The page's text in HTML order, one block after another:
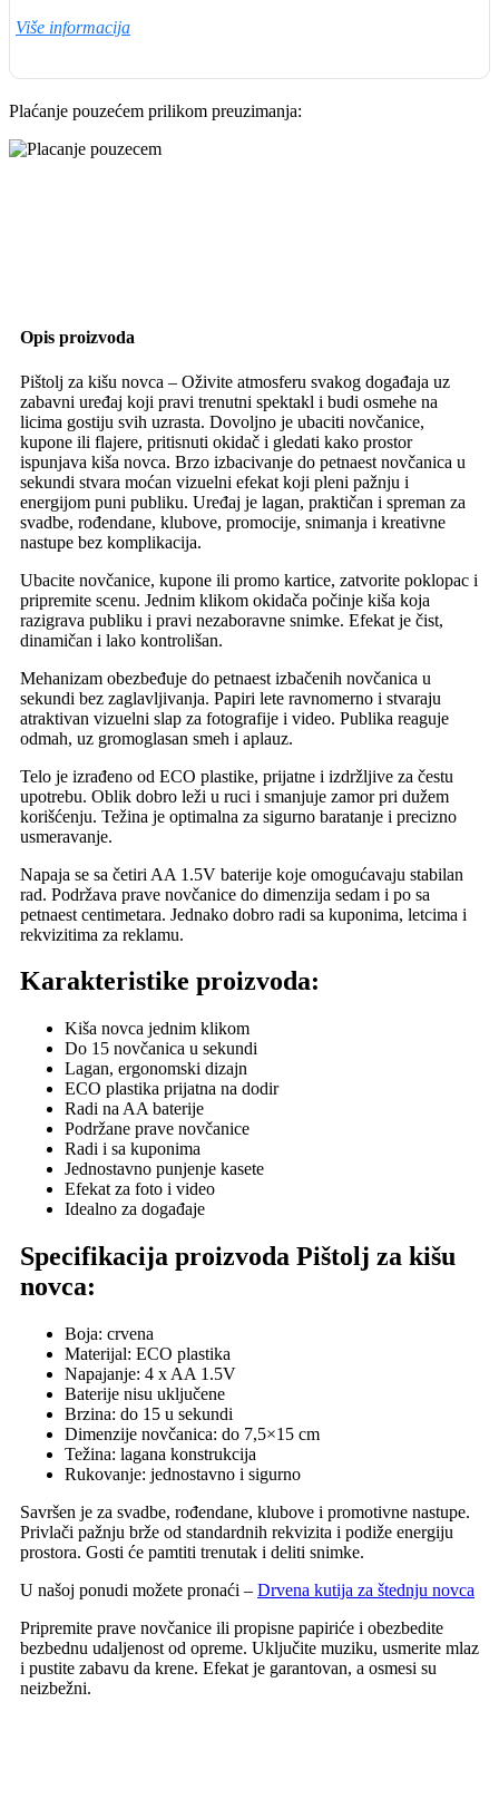
Više informacija
Plaćanje pouzećem prilikom preuzimanja:
Opis proizvoda
Pištolj za kišu novca – Oživite atmosferu svakog događaja uz
zabavni uređaj koji pravi trenutni spektakl i budi osmehe na
licima gostiju svih uzrasta. Dovoljno je ubaciti novčanice,
kupone ili flajere, pritisnuti okidač i gledati kako prostor
ispunjava kiša novca. Brzo izbacivanje do petnaest novčanica u
sekundi stvara moćan vizuelni efekat koji pleni pažnju i
energijom puni publiku. Uređaj je lagan, praktičan i spreman za
svadbe, rođendane, klubove, promocije, snimanja i kreativne
nastupe bez komplikacija.
Ubacite novčanice, kupone ili promo kartice, zatvorite poklopac i
pripremite scenu. Jednim klikom okidača počinje kiša koja
razigrava publiku i pravi nezaboravne snimke. Efekat je čist,
dinamičan i lako kontrolišan.
Mehanizam obezbeđuje do petnaest izbačenih novčanica u
sekundi bez zaglavljivanja. Papiri lete ravnomerno i stvaraju
atraktivan vizuelni slap za fotografije i video. Publika reaguje
odmah, uz gromoglasan smeh i aplauz.
Telo je izrađeno od ECO plastike, prijatne i izdržljive za čestu
upotrebu. Oblik dobro leži u ruci i smanjuje zamor pri dužem
korišćenju. Težina je optimalna za sigurno baratanje i precizno
usmeravanje.
Napaja se sa četiri AA 1.5V baterije koje omogućavaju stabilan
rad. Podržava prave novčanice do dimenzija sedam i po sa
petnaest centimetara. Jednako dobro radi sa kuponima, letcima i
rekvizitima za reklamu.
Karakteristike proizvoda:
Kiša novca jednim klikom
Do 15 novčanica u sekundi
Lagan, ergonomski dizajn
ECO plastika prijatna na dodir
Radi na AA baterije
Podržane prave novčanice
Radi i sa kuponima
Jednostavno punjenje kasete
Efekat za foto i video
Idealno za događaje
Specifikacija proizvoda Pištolj za kišu
novca:
Boja: crvena
Materijal: ECO plastika
Napajanje: 4 x AA 1.5V
Baterije nisu uključene
Brzina: do 15 u sekundi
Dimenzije novčanica: do 7,5×15 cm
Težina: lagana konstrukcija
Rukovanje: jednostavno i sigurno
Savršen je za svadbe, rođendane, klubove i promotivne nastupe.
Privlači pažnju brže od standardnih rekvizita i podiže energiju
prostora. Gosti će pamtiti trenutak i deliti snimke.
U našoj ponudi možete pronaći – Drvena kutija za štednju novca
Pripremite prave novčanice ili propisne papiriće i obezbedite
bezbednu udaljenost od opreme. Uključite muziku, usmerite mlaz
i pustite zabavu da krene. Efekat je garantovan, a osmesi su
neizbežni.